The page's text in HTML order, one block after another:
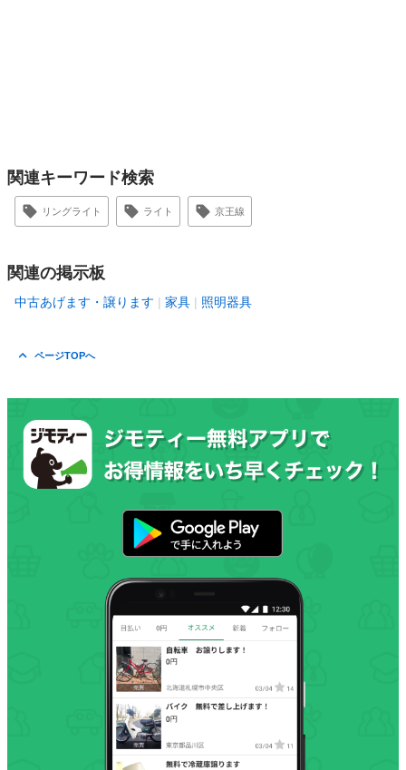
関連キーワード検索
リングライト ライト 京王線
関連の掲示板
中古あげます・譲ります 家具 照明器具
ページTOPへ